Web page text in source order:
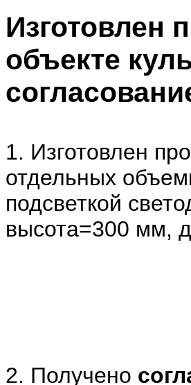
Изготовлен
объекте
1. Изготовлен
отдельных
подсветкой
высота=300 мм,
2. Получено